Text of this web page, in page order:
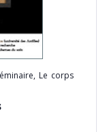
Le corps